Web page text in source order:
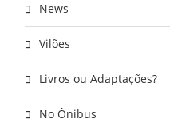
News
Vilões
Livros ou Adaptações?
No Ônibus